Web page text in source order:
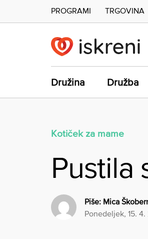
Družina Družba
PROGRAMI TRGOVINA
Kotiček za mame
Pustila
Piše: Mica
ponedeljek, 15.